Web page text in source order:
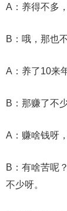
A：养得不多
B：哦，那也
A：养了10来
B：那赚了不
A：赚啥钱呀
B：有啥苦呢
不少呀。